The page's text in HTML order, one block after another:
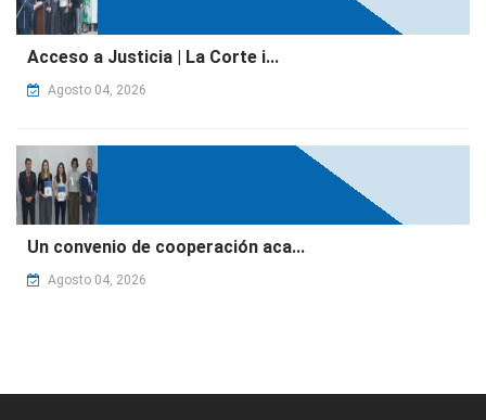
Acceso a Justicia | La Corte i...
Agosto 04, 2026
Un convenio de cooperación aca...
Agosto 04, 2026